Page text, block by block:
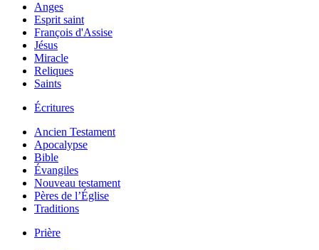
Anges
Esprit saint
François d'Assise
Jésus
Miracle
Reliques
Saints
Écritures
Ancien Testament
Apocalypse
Bible
Évangiles
Nouveau testament
Pères de l’Église
Traditions
Prière